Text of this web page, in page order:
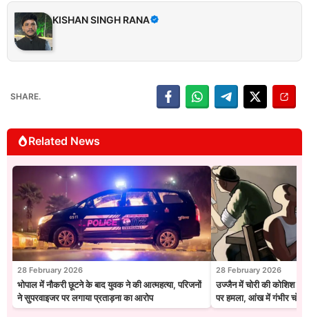
KISHAN SINGH RANA
SHARE.
Related News
28 February 2026
भोपाल में नौकरी छूटने के बाद युवक ने की आत्महत्या, परिजनों
ने सुपरवाइजर पर लगाया प्रताड़ना का आरोप
28 February 2026
उज्जैन में चोरी की कोशिश
पर हमला, आंख में गंभीर चोट